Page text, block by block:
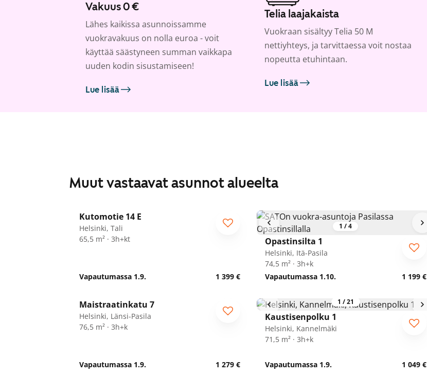
Vakuus 0 €
Lähes kaikissa asunnoissamme
vuokravakuus on nolla euroa - voit
käyttää säästyneen summan vaikkapa
uuden kodin sisustamiseen!
Lue lisää
Telia laajakaista
Vuokraan sisältyy Telia 50 M
nettiyhteys, ja tarvittaessa voit nostaa
nopeutta etuhintaan.
Lue lisää
Muut vastaavat asunnot alueelta
Kutomotie 14 E
Helsinki, Tali
65,5 m² · 3h+kt
Vapautumassa 1.9. 1 399 €
1 /4
Opastinsilta 1
Helsinki, Itä-Pasila
74,5 m² · 3h+k
Vapautumassa 1.10.
1 199 €
Maistraatinkatu 7
Helsinki, Länsi-Pasila
76,5 m² · 3h+k
Vapautumassa 1.9. 1 279 €
1 /21
Kaustisenpolku 1
Helsinki, Kannelmäki
71,5 m² · 3h+k
Vapautumassa 1.9. 1 049 €